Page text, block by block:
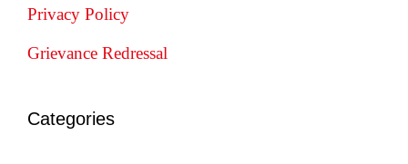
Privacy Policy
Grievance Redressal
Categories